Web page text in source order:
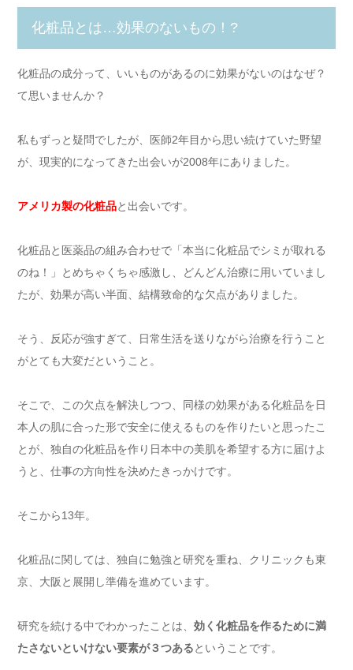
化粧品とは…効果のないもの！?
化粧品の成分って、いいものがあるのに効果がないのはなぜ？
て思いませんか？
私もずっと疑問でしたが、医師2年目から思い続けていた野望
が、現実的になってきた出会いが2008年にありました。
アメリカ製の化粧品と出会いです。
化粧品と医薬品の組み合わせで「本当に化粧品でシミが取れる
のね！」とめちゃくちゃ感激し、どんどん治療に用いていまし
たが、効果が高い半面、結構致命的な欠点がありました。
そう、反応が強すぎて、日常生活を送りながら治療を行うこと
がとても大変だということ。
そこで、この欠点を解決しつつ、同様の効果がある化粧品を日
本人の肌に合った形で安全に使えるものを作りたいと思ったこ
とが、独自の化粧品を作り日本中の美肌を希望する方に届けよ
うと、仕事の方向性を決めたきっかけです。
そこから13年。
化粧品に関しては、独自に勉強と研究を重ね、クリニックも東
京、大阪と展開し準備を進めています。
研究を続ける中でわかったことは、 効く化粧品を作るために満
たさないといけない要素が３つあるということです。